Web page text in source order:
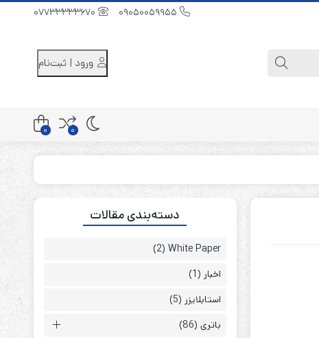
ورود | ثبت‌نام
کابینت باتری 48 ولت
0
0
دسته‌بندی مقالات
White Paper
(2)
اخبار (1)
استابلایزر (5)
باتری(86)